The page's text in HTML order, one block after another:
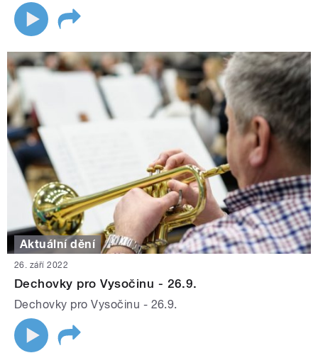
Aktuální dění
26. září 2022
Dechovky pro Vysočinu - 26.9.
Dechovky pro Vysočinu - 26.9.